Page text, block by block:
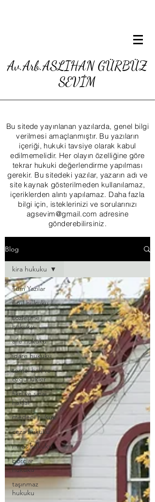
Av.Arb.ASLIHAN GÜRBÜZ
SEVİM
Bu sitede yayınlanan yazılarda, genel bilgi
verilmesi amaçlanmıştır. Bu yazıların
içeriği, hukuki tavsiye olarak kabul
edilmemelidir. Her olayın özelliğine göre
tekrar hukuki değerlendirme yapılması
gerekir. Bu sitedeki yazılar, yazarın adı ve
site kaynak gösterilmeden kullanılamaz,
içeriklerden alıntı yapılamaz. Daha fazla
bilgi için, isteklerinizi ve sorularınızı
agsevim@gmail.com adresine
gönderebilirsiniz.
Blog
Tüm Yazılar
usul hukuku
sözleşme
hukuku
aile hukuku
idare hukuku
temel hak ve
özgürlükler
fikri ve sinai
haklar
medeni hukuk
ceza hukuku
miras hukuku
borçlar
hukuku
taşınmaz
hukuku
kira hukuku